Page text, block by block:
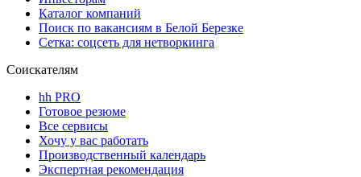
Каталог компаний
Поиск по вакансиям в Белой Березке
Сетка: соцсеть для нетворкинга
Соискателям
hh PRO
Готовое резюме
Все сервисы
Хочу у вас работать
Производственный календарь
Экспертная рекомендация